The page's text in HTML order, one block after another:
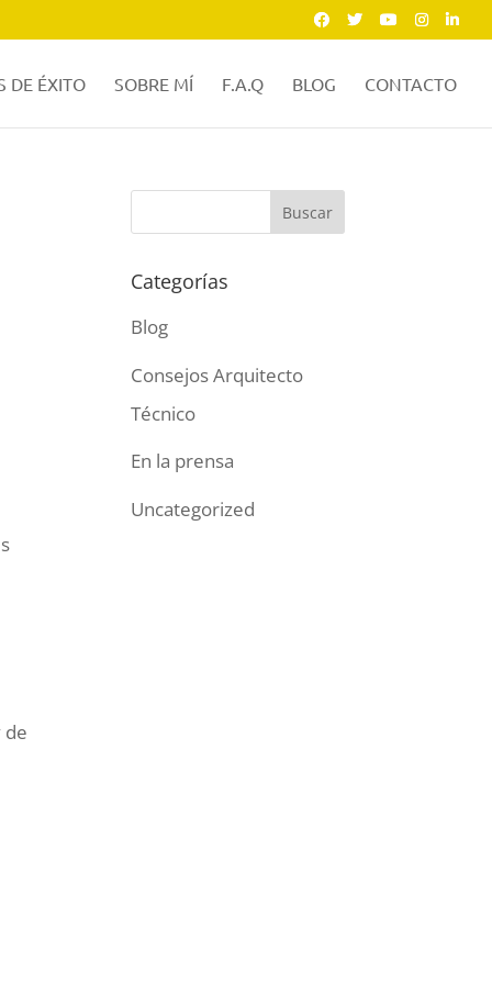
DE ÉXITO SOBRE MÍ F.A.Q BLOG CONTACTO
de
Categorías
Blog
Consejos Arquitecto
Técnico
En la prensa
Uncategorized